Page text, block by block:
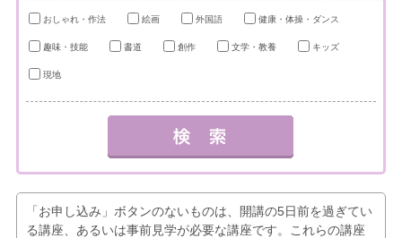
おしゃれ・作法 絵画 外国語 健康・体操・ダンス
趣味・技能 書道 創作 文学・教養 キッズ
現地
「お申し込み」ボタンのないものは、開講の5日前を過ぎてい
る講座、あるいは事前見学が必要な講座です。これらの講座